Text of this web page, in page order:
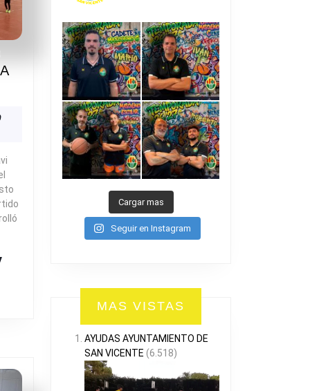
Cargar mas
Seguir en Instagram
MAS VISTAS
AYUDAS AYUNTAMIENTO DE
SAN VICENTE (6.518)